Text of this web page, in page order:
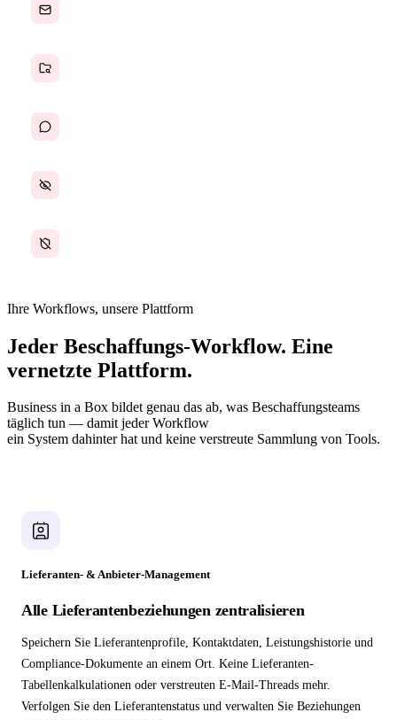
Ihre Workflows, unsere Plattform
Jeder Beschaffungs-Workflow. Eine
vernetzte Plattform.
Business in a Box bildet genau das ab, was Beschaffungsteams
täglich tun — damit jeder Workflow
ein System dahinter hat und keine verstreute Sammlung von Tools.
Lieferanten- & Anbieter-Management
Alle Lieferantenbeziehungen zentralisieren
Speichern Sie Lieferantenprofile, Kontaktdaten, Leistungshistorie und
Compliance-Dokumente an einem Ort. Keine Lieferanten-
Tabellenkalkulationen oder verstreuten E-Mail-Threads mehr.
Verfolgen Sie den Lieferantenstatus und verwalten Sie Beziehungen